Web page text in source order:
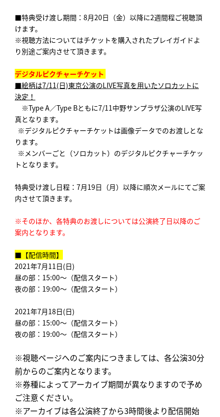
■特典受け渡し期間：8月20日（金）以降に2週間程ご視聴頂
けます。
※視聴方法についてはチケットを購入されたプレイガイドよ
り別途ご案内させて頂きます。
デジタルピクチャーチケット
■絵柄は7/11(日)東京公演のLIVE写真を用いたソロカットに
決定！
※Type A／Type Bともに7/11中野サンプラザ公演のLIVE写
真となります。
※デジタルピクチャーチケットは画像データでのお渡しとな
ります。
※メンバーごと（ソロカット）のデジタルピクチャーチケッ
トとなります。
特典受け渡し日程：7月19日（月）以降に順次メールにてご案
内させて頂きます。
※そのほか、各特典のお渡しについては公演終了日以降のご
案内となります。
■【配信時間】
2021年7月11日(日)
昼の部：15:00～（配信スタート）
夜の部：19:00～（配信スタート）
2021年7月18日(日)
昼の部：15:00～（配信スタート）
夜の部：19:00～（配信スタート）
※視聴ページへのご案内につきましては、各公演30分
前からのご案内となります。
※券種によってアーカイブ期間が異なりますので予め
ご注意ください。
※アーカイブは各公演終了から3時間後より配信開始